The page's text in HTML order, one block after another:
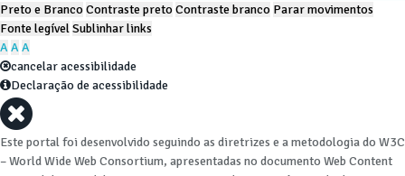
Preto e BrancoContraste pretoContraste branco Parar movimentos
Fonte legívelSublinhar links
AAA
cancelar acessibilidade
Declaração de acessibilidade
Este portal foi desenvolvido seguindo as diretrizes e a metodologia do W3C
– World Wide Web Consortium, apresentadas no documento Web Content